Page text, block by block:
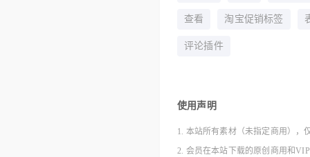
查看 淘宝促销标签
评论插件
使用声明
1. 本站所有素材（未指定商用），
2. 会员在本站下载的原创商用和